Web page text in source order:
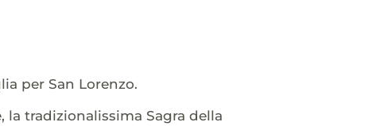
per San Lorenzo.
tradizionalissima Sagra della